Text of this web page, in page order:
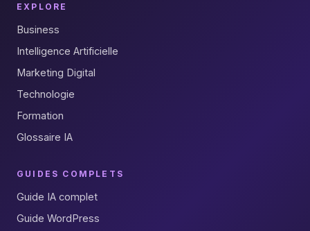
EXPLORE
Business
Intelligence Artificielle
Marketing Digital
Technologie
Formation
Glossaire IA
GUIDES COMPLETS
Guide IA complet
Guide WordPress